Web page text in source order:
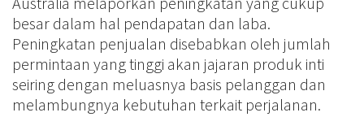
besar dalam hal pendapatan dan laba.
Peningkatan penjualan disebabkan oleh jumlah
permintaan yang tinggi akan jajaran produk inti
seiring dengan meluasnya basis pelanggan dan
melambungnya kebutuhan terkait perjalanan.